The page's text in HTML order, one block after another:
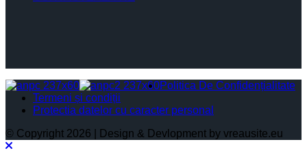
Politica De Confidențialitate
Termeni și condiții
Protectia datelor cu caracter personal
© Copyright 2026 | Design & Devlopment by vreausite.eu